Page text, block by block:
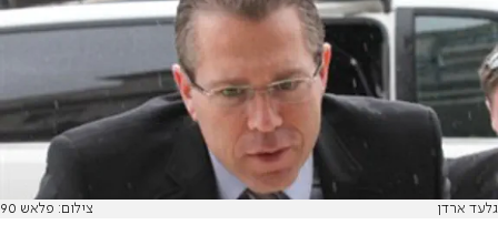
גלעד ארדן צילום: פלאש 90